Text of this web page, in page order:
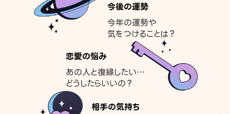
今後の運勢
今年の運勢や
気をつけることは？
恋愛の悩み
あの人と復縁したい…
どうしたらいいの？
相手の気持ち